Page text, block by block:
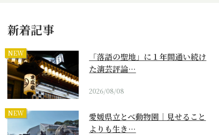
新着記事
NEW
「落語の聖地」に１年間通い続け
た演芸評論…
2026/08/08
NEW
愛媛県立とべ動物園｜見せること
よりも生き…